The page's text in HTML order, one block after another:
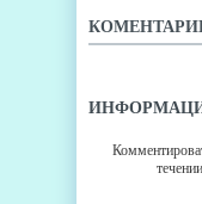
течении